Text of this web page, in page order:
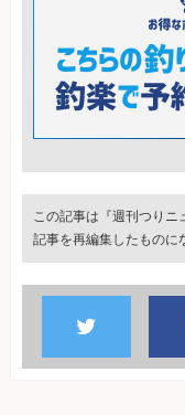
この記事は『週刊つり
記事を再編集したものに